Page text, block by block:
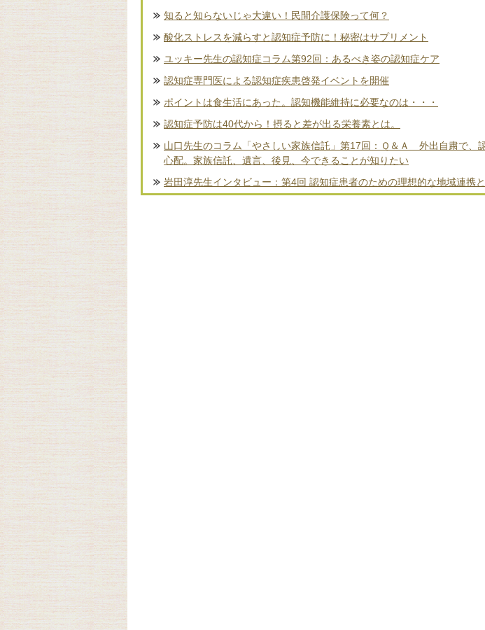
知ると知らないじゃ大違い！民間介護保険って何？
酸化ストレスを減らすと認知症予防に！秘密はサプリメント
ユッキー先生の認知症コラム第92回：あるべき姿の認知症ケア
認知症専門医による認知症疾患啓発イベントを開催
ポイントは食生活にあった。認知機能維持に必要なのは・・・
認知症予防は40代から！摂ると差が出る栄養素とは。
山口先生のコラム「やさしい家族信託」第17回：Ｑ＆Ａ 外出自粛で、
心配。家族信託、遺言、後見、今できることが知りたい
岩田淳先生インタビュー：第4回 認知症患者のための理想的な地域連携